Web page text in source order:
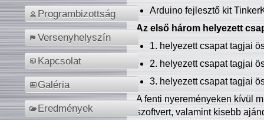
Programbizottság
Versenyhelyszín
Kapcsolat
Galéria
Eredmények
Arduino fejlesztő kit
Az első három helyezett
1. helyezett csapat tagjai
2. helyezett csapat tagjai
3. helyezett csapat tagjai
A fenti nyereményeken kívül
szoftvert, valamint kisebb